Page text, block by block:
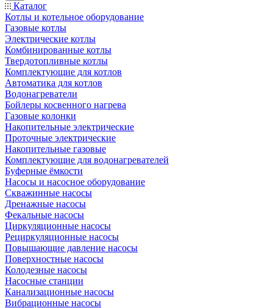
Каталог
Котлы и котельное оборудование
Газовые котлы
Электрические котлы
Комбинированные котлы
Твердотопливные котлы
Комплектующие для котлов
Автоматика для котлов
Водонагреватели
Бойлеры косвенного нагрева
Газовые колонки
Накопительные электрические
Проточные электрические
Накопительные газовые
Комплектующие для водонагревателей
Буферные ёмкости
Насосы и насосное оборудование
Скважинные насосы
Дренажные насосы
Фекальные насосы
Циркуляционные насосы
Рециркуляционные насосы
Повышающие давление насосы
Поверхностные насосы
Колодезные насосы
Насосные станции
Канализационные насосы
Вибрационные насосы